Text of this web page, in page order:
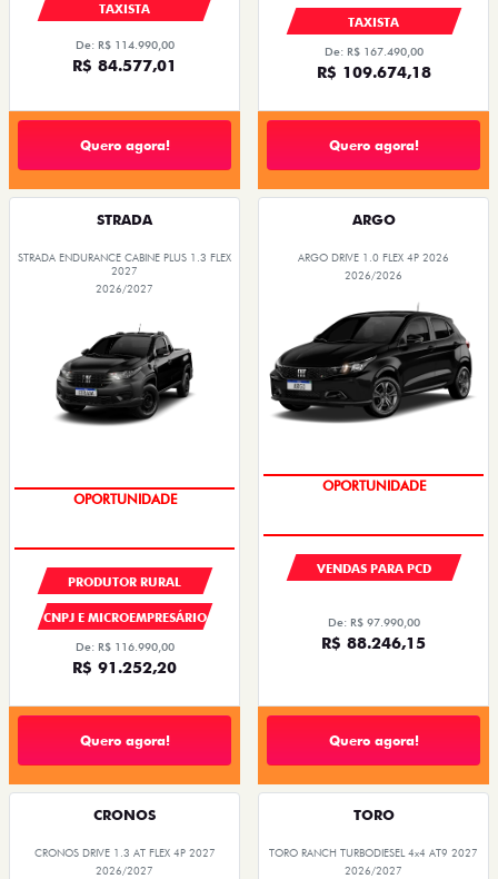
TAXISTA
De: R$ 114.990,00
R$ 84.577,01
Quero agora!
TAXISTA
De: R$ 167.490,00
R$ 109.674,18
Quero agora!
STRADA
STRADA ENDURANCE CABINE PLUS 1.3 FLEX
2027
2026/2027
PREÇOS REDUZIDOS
PRODUTOR RURAL
CNPJ E MICROEMPRESÁRIO
De: R$ 116.990,00
R$ 91.252,20
Quero agora!
ARGO
ARGO DRIVE 1.0 FLEX 4P 2026
2026/2026
PREÇOS REDUZIDOS
VENDAS PARA PCD
De: R$ 97.990,00
R$ 88.246,15
Quero agora!
CRONOS
CRONOS DRIVE 1.3 AT FLEX 4P 2027
2026/2027
TORO
TORO RANCH TURBODIESEL 4x4 AT9 2027
2026/2027